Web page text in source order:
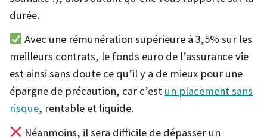
durée.
Avec une rémunération supérieure à 3,5% sur les
meilleurs contrats, le fonds euro de l’assurance vie
est ainsi sans doute ce qu’il y a de mieux pour une
épargne de précaution, car c’est un placement sans
risque, rentable et liquide.
Néanmoins, il sera difficile de dépasser un